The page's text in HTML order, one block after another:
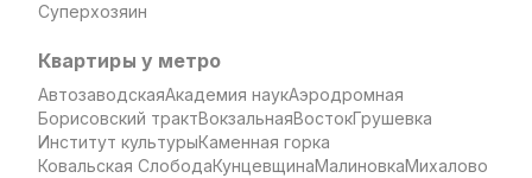
Суперхозяин
Квартиры у метро
АвтозаводскаяАкадемия наукАэродромная
Борисовский трактВокзальнаяВостокГрушевка
Институт культурыКаменная горка
Ковальская СлободаКунцевщинаМалиновкаМихалово